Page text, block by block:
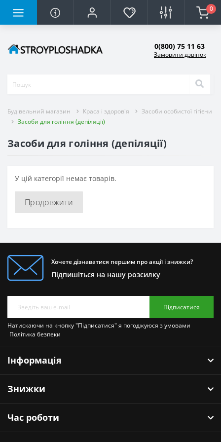
0
0(800) 75 11 63
Замовити дзвінок
Будівельний магазин Краса і здоров'я
Засоби особистої гігієни
Засоби для гоління (депіляції)
Засоби для гоління (депіляції)
У цій категорії немає товарів.
Продовжити
Хочете дізнаватися першим про акції і знижки?
Підпишіться на нашу розсилку
Підписатися
Натискаючи на кнопку "Підписатися" я погоджуюся з умовами
Політика безпеки
Інформація
Знижки
Час роботи